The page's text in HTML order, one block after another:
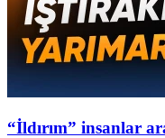
“İldırım” insanlar